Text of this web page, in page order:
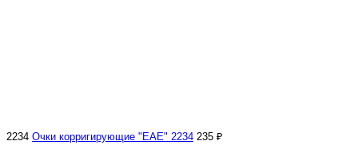
2234 Очки корригирующие "EAE" 2234 235 ₽